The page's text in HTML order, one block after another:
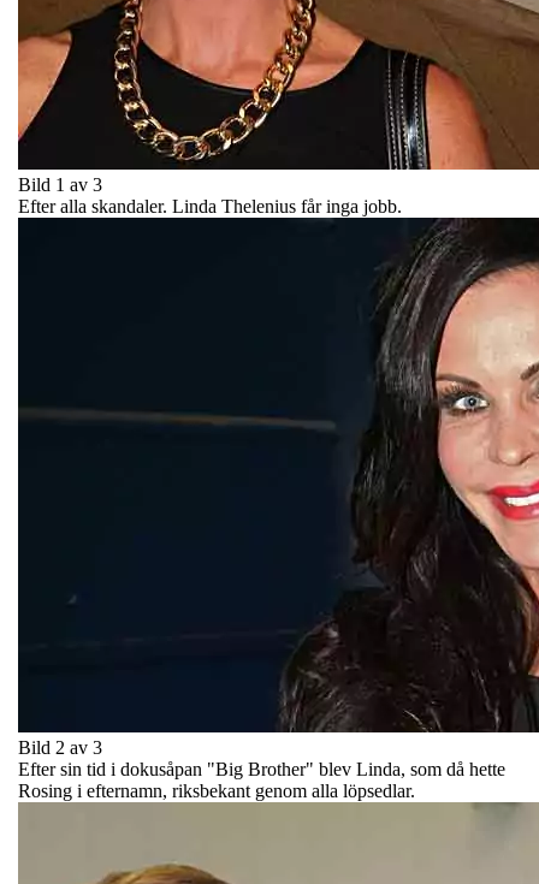
Bild 1 av 3
Efter alla skandaler. Linda Thelenius får inga jobb.
Bild 2 av 3
Efter sin tid i dokusåpan "Big Brother" blev Linda, som då hette
Rosing i efternamn, riksbekant genom alla löpsedlar.